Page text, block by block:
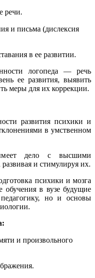
речи.
и письма (дислексия
в ее развитии.
логопеда — речь
ее развития, выявить
меры для их коррекции.
развития психики и
в умственном
дело с высшими
и стимулируя их.
психики и мозга
в вузе будущие
но и основы
и произвольного